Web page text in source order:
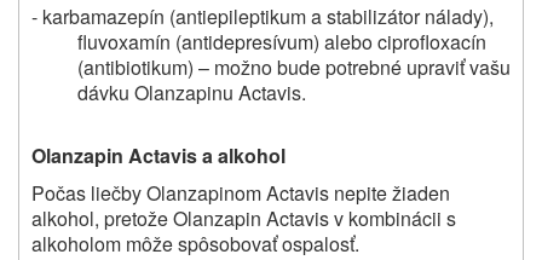
- karbamazepín (antiepileptikum a stabilizátor nálady),
fluvoxamín (antidepresívum) alebo ciprofloxacín
(antibiotikum) – možno bude potrebné upraviť vašu
dávku Olanzapinu Actavis.
Olanzapin Actavis a alkohol
Počas liečby Olanzapinom Actavis nepite žiaden
alkohol, pretože Olanzapin Actavis v kombinácii s
alkoholom môže spôsobovať ospalosť.